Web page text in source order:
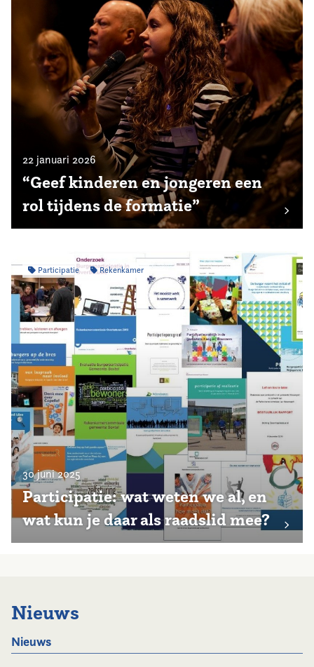
22 januari 2026
“Geef kinderen en jongeren een
rol tijdens de formatie”
Participatie Rekenkamer
30 juni 2025
Participatie: wat weten we al, en
wat kun je daar als raadslid mee?
Nieuws
Nieuws